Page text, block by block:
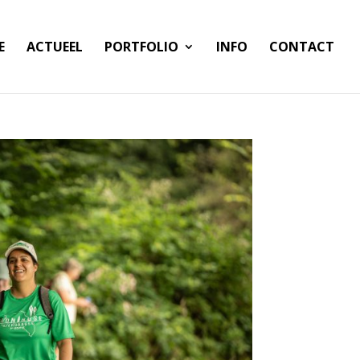
ACTUEEL PORTFOLIO INFO CONTACT